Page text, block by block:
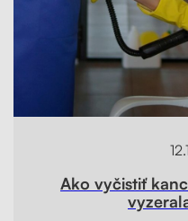
Ako vyčistiť